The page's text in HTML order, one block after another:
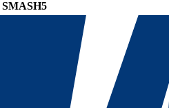
SMASH5